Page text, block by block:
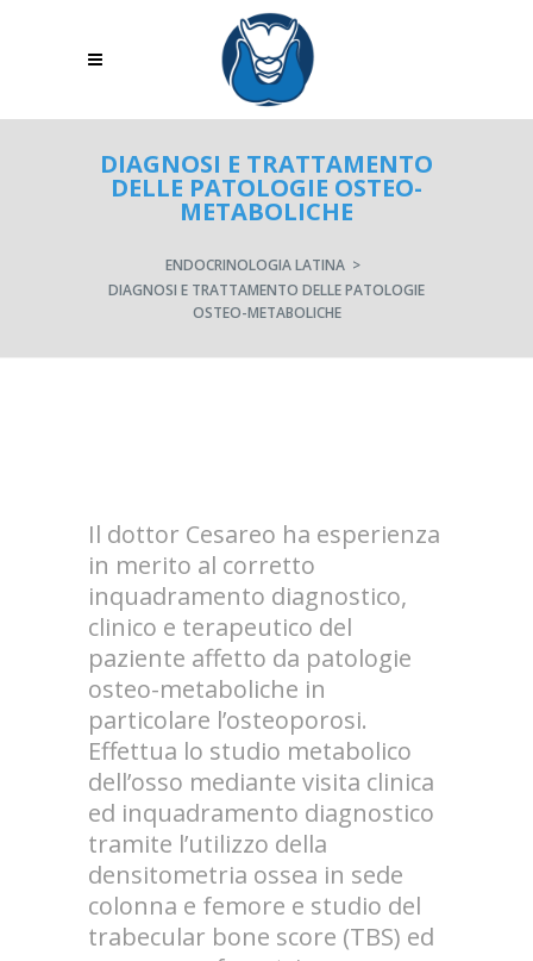
DIAGNOSI E TRATTAMENTO
DELLE PATOLOGIE OSTEO-
METABOLICHE
ENDOCRINOLOGIA LATINA >
DIAGNOSI E TRATTAMENTO DELLE PATOLOGIE
OSTEO-METABOLICHE
Il dottor Cesareo ha esperienza
in merito al corretto
inquadramento diagnostico,
clinico e terapeutico del
paziente affetto da patologie
osteo-metaboliche in
particolare l’osteoporosi.
Effettua lo studio metabolico
dell’osso mediante visita clinica
ed inquadramento diagnostico
tramite l’utilizzo della
densitometria ossea in sede
colonna e femore e studio del
trabecular bone score (TBS) ed